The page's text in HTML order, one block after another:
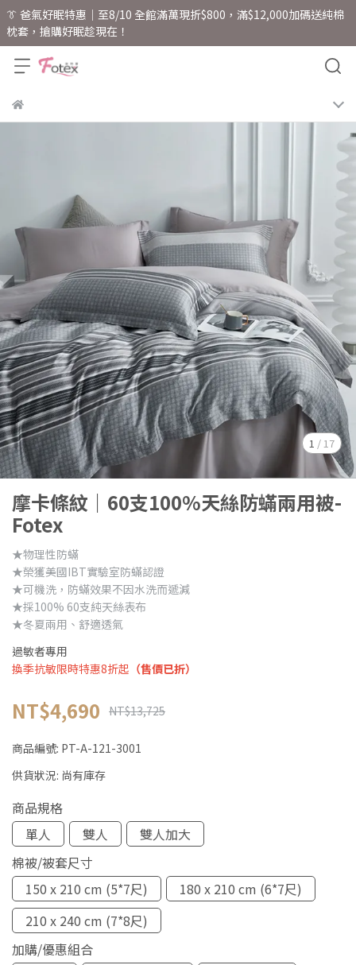
👔 爸氣好眠特惠｜至8/10 全館滿萬現折$800，滿$12,000加碼送純棉
枕套，搶購好眠趁現在！
1 / 17
摩卡條紋｜60支100%天絲防蟎兩用被-
Fotex
★物理性防蟎
★榮獲美國IBT實驗室防蟎認證
★可機洗，防蟎效果不因水洗而遞減
★採100% 60支純天絲表布
★冬夏兩用、舒適透氣
過敏者專用
換季抗敏限時特惠8折起 （售價已折）
NT$4,690 NT$13,725
商品編號: PT-A-121-3001
供貨狀況: 尚有庫存
商品規格
單人
雙人
雙人加大
棉被/被套尺寸
150 x 210 cm (5*7尺)
180 x 210 cm (6*7尺)
210 x 240 cm (7*8尺)
加購/優惠組合